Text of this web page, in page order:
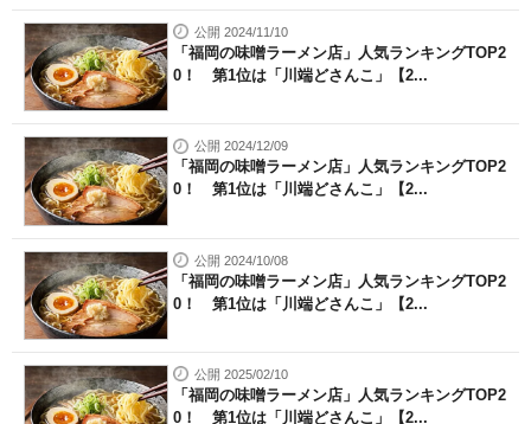
公開 2024/11/10
「福岡の味噌ラーメン店」人気ランキングTOP2
0！ 第1位は「川端どさんこ」【2...
公開 2024/12/09
「福岡の味噌ラーメン店」人気ランキングTOP2
0！ 第1位は「川端どさんこ」【2...
公開 2024/10/08
「福岡の味噌ラーメン店」人気ランキングTOP2
0！ 第1位は「川端どさんこ」【2...
公開 2025/02/10
「福岡の味噌ラーメン店」人気ランキングTOP2
0！ 第1位は「川端どさんこ」【2...